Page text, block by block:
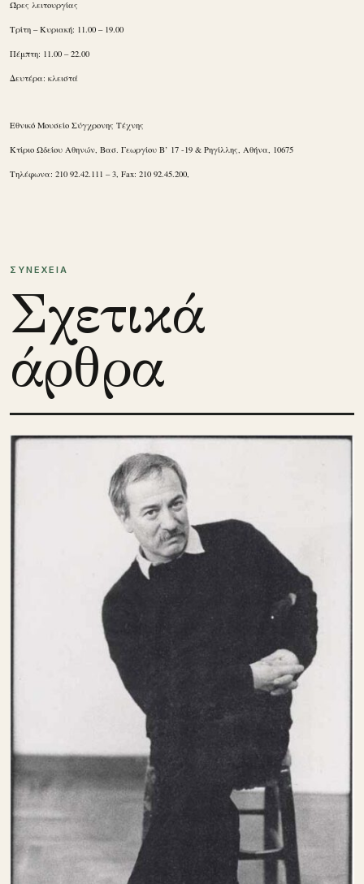
Ώρες λειτουργίας
Τρίτη – Κυριακή: 11.00 – 19.00
Πέμπτη: 11.00 – 22.00
Δευτέρα: κλειστά
Εθνικό Μουσείο Σύγχρονης Τέχνης
Κτίριο Ωδείου Αθηνών, Βασ. Γεωργίου Β’ 17 -19 & Ρηγίλλης, Αθήνα, 10675
Τηλέφωνα: 210 92.42.111 – 3, Fax: 210 92.45.200,
ΣΥΝΕΧΕΙΑ
Σχετικά
άρθρα